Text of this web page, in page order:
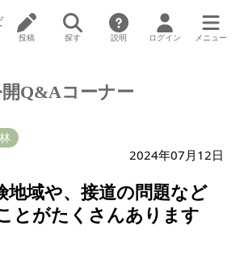
投稿 探す 説明 ログイン メニュー
Q&Aコーナー
地域や、接道の問題など
とがたくさんあります
2024年07月12日